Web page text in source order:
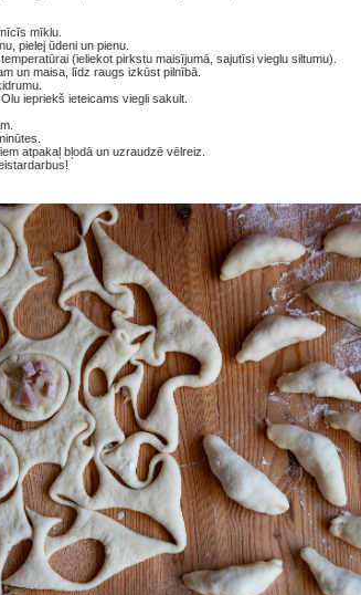
mīklu.
pielej ūdeni un pienu.
(ieliekot pirkstu maisījumā, sajutīsi vieglu siltumu).
un maisa, līdz raugs izkūst pilnībā.
iepriekš ieteicams viegli sakult.
atpakaļ bļodā un uzraudzē vēlreiz.